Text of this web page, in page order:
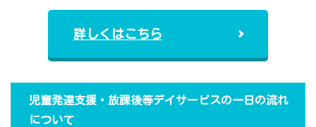
詳しくはこちら
児童発達支援・放課後等デイサービスの一日の流れ
について